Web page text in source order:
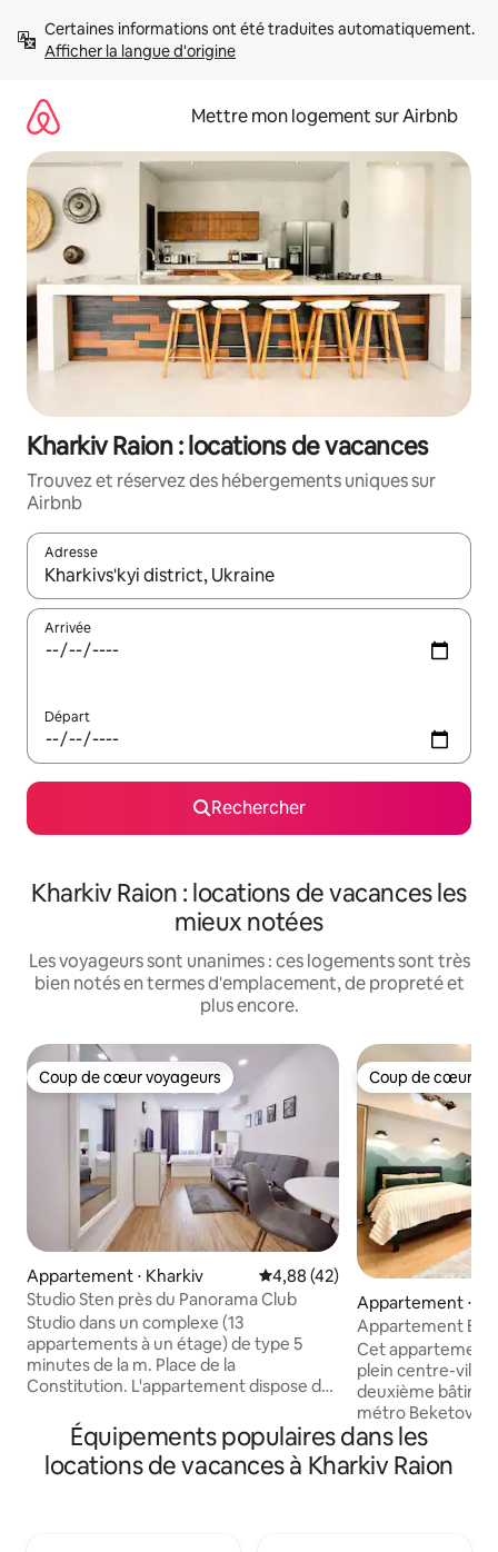
directement
Afficher la langue d'origine
Mettre mon logement sur Airbnb
Kharkiv Raion : locations de vacances
Trouvez et réservez des hébergements uniques sur
Airbnb
Adresse
Lorsque les résultats s'affichent, utilisez les flèches vers le
Arrivée
Départ
Rechercher
Kharkiv Raion : locations de vacances les
mieux notées
Les voyageurs sont unanimes : ces logements sont très
bien notés en termes d'emplacement, de propreté et
plus encore.
Coup de cœur voyageurs
Coup de cœur voyageurs
Appartement ⋅ Kharkiv Évaluation moyenne sur la
4,88 (42)
Studio Sten près du Panorama Club
Studio dans un complexe (13
appartements à un étage) de type 5
minutes de la m. Place de la
Constitution. L'appartement dispose de
d'un lit double, d'une télévision à écran
LCD. La cuisine et le salon disposent d'un
grand canapé d'angle, d'une armoire et
Coup de cœur
Coup de cœur
Appartement ⋅
Appartement
Darvina, centre-
Cet appartement
plein centre-ville.
deuxième
métro Beketova.
et d'une salle de
dispose
180 et d'un
Équipements populaires dans les
locations de vacances à Kharkiv Raion